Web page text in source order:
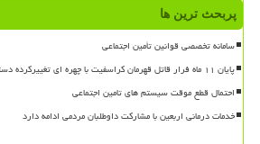
پربحث ترین ها
سامانه تخصصی قوانین تأمین اجتماعی
پایان ۱۱ ماه فرار قاتل قهرمان کراسفیت با چهره ای تغییرکرده دستگیر شد
احتمال قطع موقت سیستم های تامین اجتماعی
خدمات درمانی اربعین با مشارکت داوطلبان مردمی ادامه دارد